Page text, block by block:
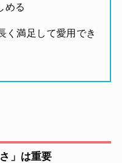
める
く満足して愛用でき
」は重要